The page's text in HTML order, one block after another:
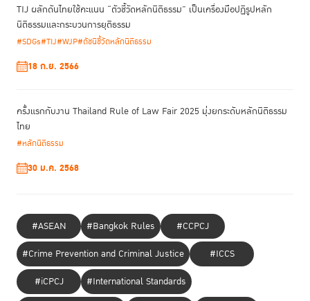
การโรงเรียนและคณะครูเป็นผู้แทนรับมอบ เพื่อใช้ประโยชน์กับทางโรงเรียนต่อ
ไป
TIJ ผลักดันไทยใช้คะแนน “ตัวชี้วัดหลักนิติธรรม” เป็นเครื่องมือปฏิรูปหลัก
นิติธรรมและกระบวนการยุติธรรม
#SDGs#TIJ#WJP#ดัชนีชี้วัดหลักนิติธรรม
18 ก.ย. 2566
ครั้งแรกกับงาน Thailand Rule of Law Fair 2025 มุ่งยกระดับหลักนิติธรรม
ไทย
#หลักนิติธรรม
30 ม.ค. 2568
#ASEAN #Bangkok Rules
#CCPCJ
#Crime Prevention and Criminal Justice
#ICCS
#iCPCJ
#International Standards